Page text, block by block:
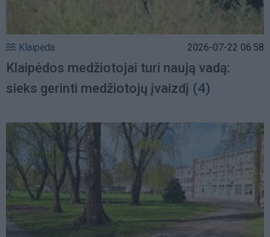
Klaipėda 2026-07-22 06:58
Klaipėdos medžiotojai turi naują vadą:
sieks gerinti medžiotojų įvaizdį (4)